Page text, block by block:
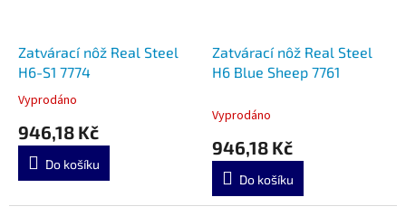
Zatvárací nôž Real Steel
H6-S1 7774
Průměrné
produktu
5,0
5
Vyprodáno
946,18 Kč
Do košíku
Zatvárací nôž Real Steel
H6 Blue Sheep 7761
Vyprodáno
946,18 Kč
Do košíku